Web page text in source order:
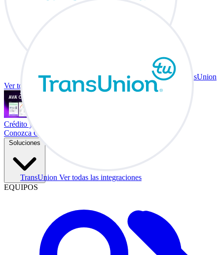
TransUnion Ver todas las integraciones
TransUnion
Ver todas las integraciones
Crédito y vehículo a cambio en su escritorio.
Conozca Co-Driver
Soluciones
EQUIPOS